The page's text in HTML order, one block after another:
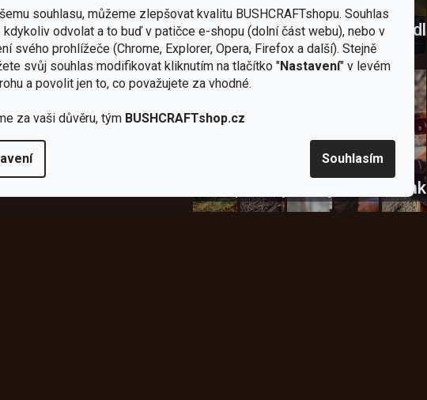
souhlasu, můžeme zlepšovat kvalitu BUSHCRAFTshopu. Souhlas
kdykoliv odvolat a to buď v patičce e-shopu (dolní část webu), nebo v
svého prohlížeče (Chrome, Explorer, Opera, Firefox a další). Stejně
svůj souhlas modifikovat kliknutím na tlačítko "Nastavení" v levém
a povolit jen to, co považujete za vhodné.
za vaši důvěru, tým BUSHCRAFTshop.cz
Souhlasím
NožeSekerykartušeNádobíškrtadla
Novinky